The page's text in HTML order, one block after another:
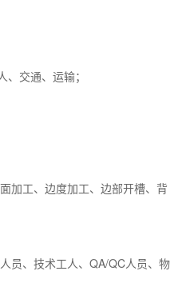
交通、运输；
加工、边度加工、边部开槽、背
员、技术工人、QA/QC人员、物